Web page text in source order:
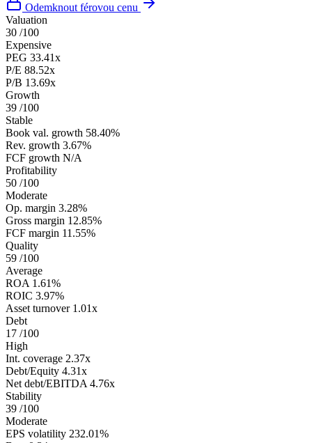
Odemknout férovou cenu
Valuation
30 /100
Expensive
PEG 33.41x
P/E 88.52x
P/B 13.69x
Growth
39 /100
Stable
Book val. growth 58.40%
Rev. growth 3.67%
FCF growth N/A
Profitability
50 /100
Moderate
Op. margin 3.28%
Gross margin 12.85%
FCF margin 11.55%
Quality
59 /100
Average
ROA 1.61%
ROIC 3.97%
Asset turnover 1.01x
Debt
17 /100
High
Int. coverage 2.37x
Debt/Equity 4.31x
Net debt/EBITDA 4.76x
Stability
39 /100
Moderate
EPS volatility 232.01%